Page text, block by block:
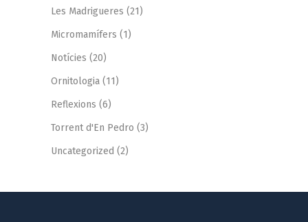
Les Madrigueres (21)
Micromamífers (1)
Notícies (20)
Ornitologia (11)
Reflexions (6)
Torrent d'En Pedro (3)
Uncategorized (2)